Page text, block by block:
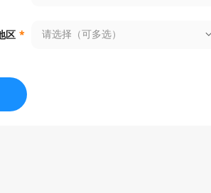
区 * 请选择（可多选）